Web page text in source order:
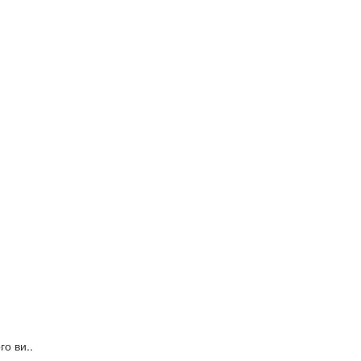
ви..